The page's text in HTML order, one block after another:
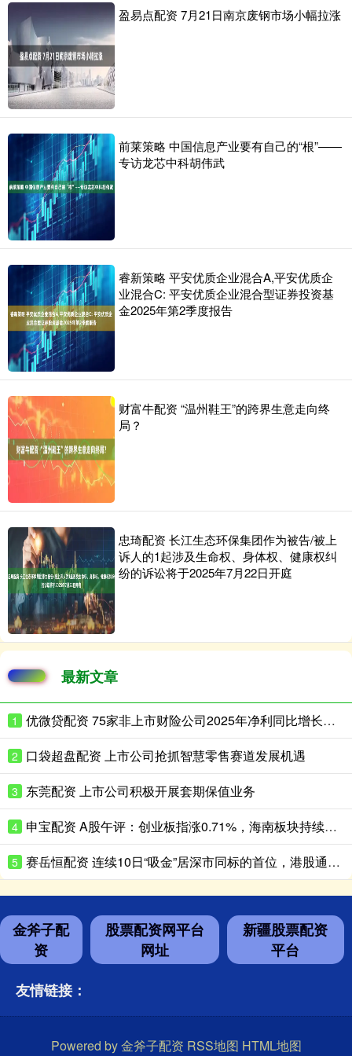
盈易点配资 7月21日南京废钢市场小幅拉涨
前莱策略 中国信息产业要有自己的“根”——
专访龙芯中科胡伟武
睿新策略 平安优质企业混合A,平安优质企
业混合C: 平安优质企业混合型证券投资基
金2025年第2季度报告
财富牛配资 “温州鞋王”的跨界生意走向终
局？
忠琦配资 长江生态环保集团作为被告/被上
诉人的1起涉及生命权、身体权、健康权纠
纷的诉讼将于2025年7月22日开庭
最新文章
1 优微贷配资 75家非上市财险公司2025年净利同比增长超180%
2 口袋超盘配资 上市公司抢抓智慧零售赛道发展机遇
3 东莞配资 上市公司积极开展套期保值业务
4 申宝配资 A股午评：创业板指涨0.71%，海南板块持续走高
5 赛岳恒配资 连续10日“吸金”居深市同标的首位，港股通央企红利ETF天弘（159281）盘中再获净申购600万份，机构：红利资产配置价值凸显
金斧子配
资
股票配资网平台
网址
新疆股票配资
平台
友情链接：
Powered by金斧子配资 RSS地图 HTML地图